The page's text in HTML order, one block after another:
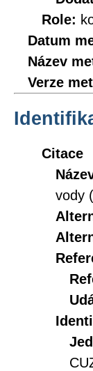
Role:
Datum
Název
Verze
Citace
vody